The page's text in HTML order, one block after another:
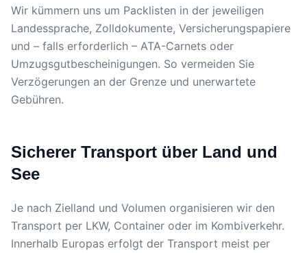
Wir kümmern uns um Packlisten in der jeweiligen
Landessprache, Zolldokumente, Versicherungspapiere
und – falls erforderlich – ATA-Carnets oder
Umzugsgutbescheinigungen. So vermeiden Sie
Verzögerungen an der Grenze und unerwartete
Gebühren.
Sicherer Transport über Land und
See
Je nach Zielland und Volumen organisieren wir den
Transport per LKW, Container oder im Kombiverkehr.
Innerhalb Europas erfolgt der Transport meist per